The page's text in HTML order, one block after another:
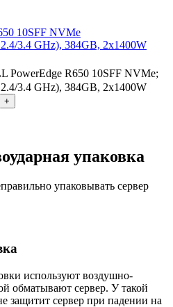
10SFF NVMe
3.4 GHz), 384GB, 2x1400W
PowerEdge R650 10SFF NVMe;
3.4 GHz), 384GB, 2x1400W
+
упаковка
упаковывать сервер
используют воздушно-
обматывают сервер. У такой
защитит сервер при падении на